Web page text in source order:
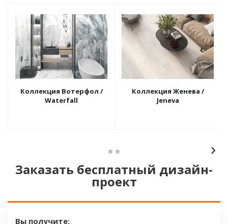
Коллекция Вотерфол /
Waterfall
Коллекция Женева /
Jeneva
Заказать бесплатный дизайн-
проект
Вы получите: